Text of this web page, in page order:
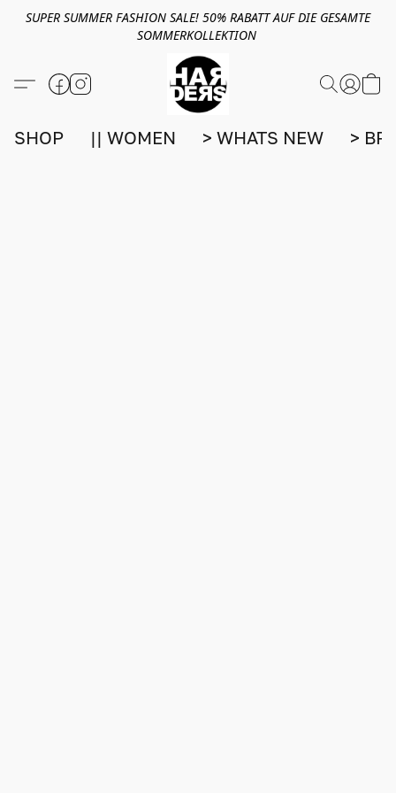
SUPER SUMMER FASHION SALE! 50% RABATT AUF DIE GESAMTE
SOMMERKOLLEKTION
SHOP || WOMEN > WHATS NEW >